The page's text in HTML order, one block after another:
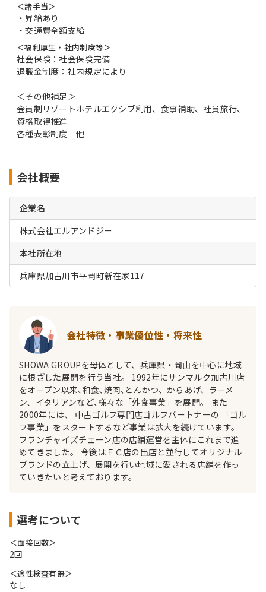
＜諸手当＞
・昇給あり
・交通費全額支給
＜福利厚生・社内制度等＞
社会保険：社会保険完備
退職金制度：社内規定により
＜その他補足＞
会員制リゾートホテルエクシブ利用、食事補助、社員旅行、
資格取得推進
各種表彰制度 他
会社概要
企業名
株式会社エルアンドジー
本社所在地
兵庫県加古川市平岡町新在家117
会社特徴・事業優位性・将来性
SHOWA GROUPを母体として、兵庫県・岡山を中心に地域
に根ざした展開を行う当社。 1992年にサンマルク加古川店
をオープン以来､和食､焼肉､とんかつ、からあげ、ラーメ
ン、イタリアンなど､様々な「外食事業」を展開。 また
2000年には、 中古ゴルフ専門店ゴルフパートナーの 「ゴル
フ事業」をスタートするなど事業は拡大を続けています。
フランチャイズチェーン店の店舗運営を主体にこれまで進
めてきました。 今後はＦＣ店の出店と並行してオリジナル
ブランドの立上げ、展開を行い地域に愛される店舗を作っ
ていきたいと考えております。
選考について
＜面接回数＞
2回
＜適性検査有無＞
なし